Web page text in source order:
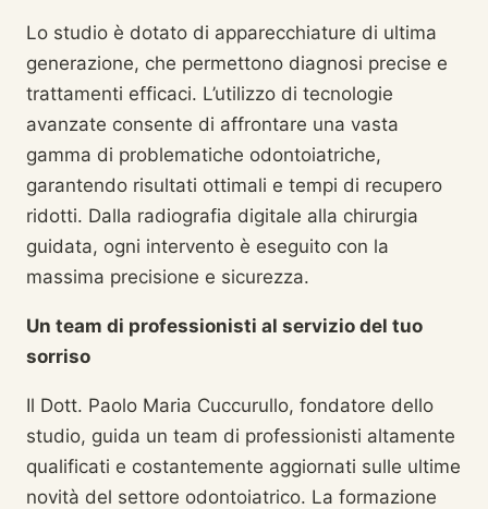
Lo studio è dotato di apparecchiature di ultima
generazione, che permettono diagnosi precise e
trattamenti efficaci. L’utilizzo di tecnologie
avanzate consente di affrontare una vasta
gamma di problematiche odontoiatriche,
garantendo risultati ottimali e tempi di recupero
ridotti. Dalla radiografia digitale alla chirurgia
guidata, ogni intervento è eseguito con la
massima precisione e sicurezza.
Un team di professionisti al servizio del tuo
sorriso
Il Dott. Paolo Maria Cuccurullo, fondatore dello
studio, guida un team di professionisti altamente
qualificati e costantemente aggiornati sulle ultime
novità del settore odontoiatrico. La formazione